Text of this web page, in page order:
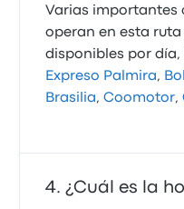
Varias importantes
operan en esta
disponibles por
Expreso Palmira,
Brasilia,Coomotor,
¿Cuál es la